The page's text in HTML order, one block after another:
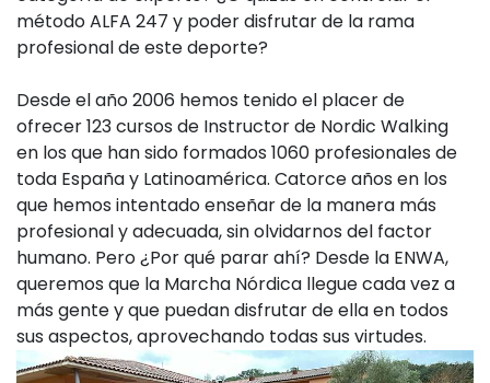
método ALFA 247 y poder disfrutar de la rama
profesional de este deporte?
Desde el año 2006 hemos tenido el placer de
ofrecer 123 cursos de Instructor de Nordic Walking
en los que han sido formados 1060 profesionales de
toda España y Latinoamérica. Catorce años en los
que hemos intentado enseñar de la manera más
profesional y adecuada, sin olvidarnos del factor
humano. Pero ¿Por qué parar ahí? Desde la ENWA,
queremos que la Marcha Nórdica llegue cada vez a
más gente y que puedan disfrutar de ella en todos
sus aspectos, aprovechando todas sus virtudes.